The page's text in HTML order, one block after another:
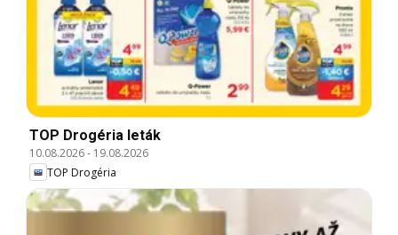
TOP Drogéria leták
10.08.2026- 19.08.2026
TOP Drogéria